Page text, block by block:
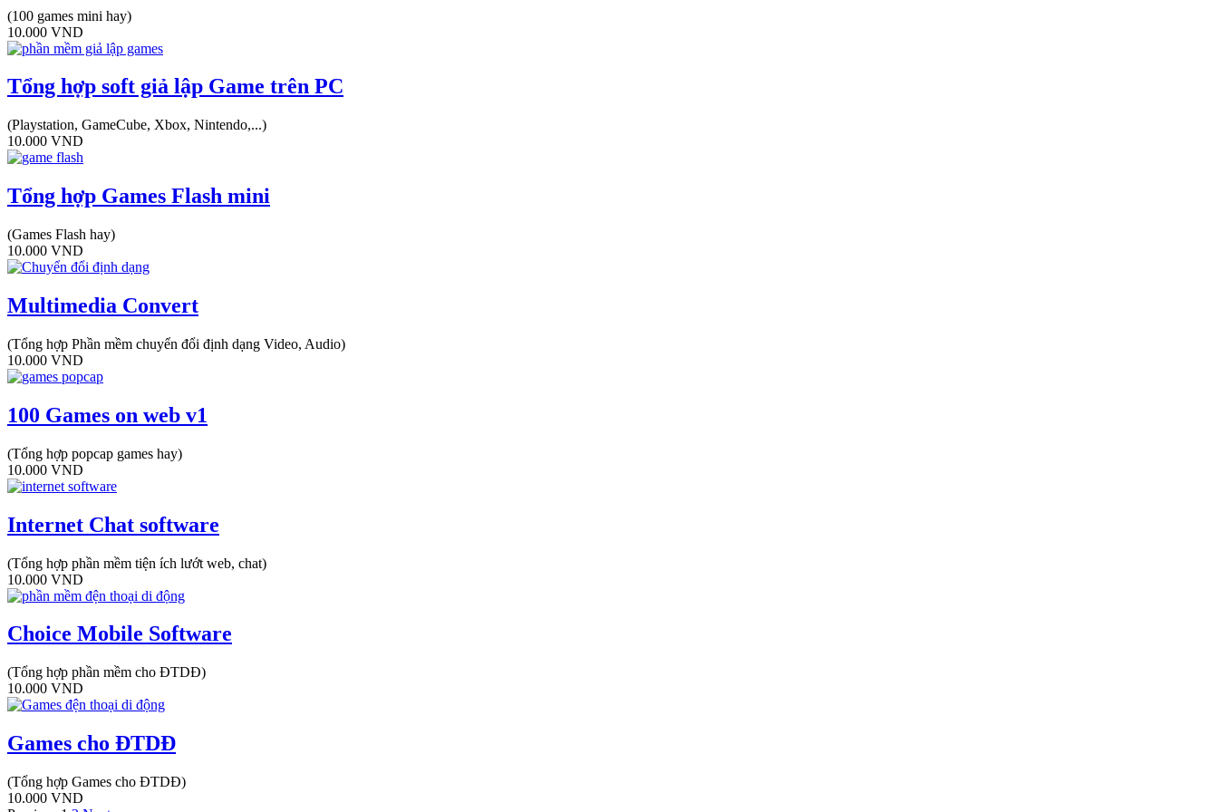
(100 games mini hay)
10.000 VND
Tổng hợp soft giả lập Game trên PC
(Playstation, GameCube, Xbox, Nintendo,...)
10.000 VND
Tổng hợp Games Flash mini
(Games Flash hay)
10.000 VND
Multimedia Convert
(Tổng hợp Phần mềm chuyển đổi định dạng Video, Audio)
10.000 VND
100 Games on web v1
(Tổng hợp popcap games hay)
10.000 VND
Internet Chat software
(Tổng hợp phần mềm tiện ích lướt web, chat)
10.000 VND
Choice Mobile Software
(Tổng hợp phần mềm cho ĐTDĐ)
10.000 VND
Games cho ĐTDĐ
(Tổng hợp Games cho ĐTDĐ)
10.000 VND